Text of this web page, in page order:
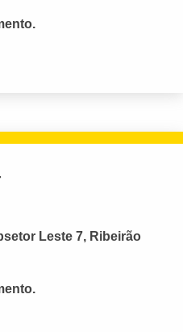
Leste 7, Ribeirão